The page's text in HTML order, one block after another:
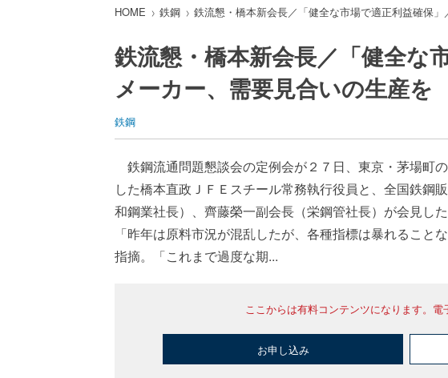
HOME 鉄鋼 鉄流懇・橋本新会長／「健全な市場で適正利益確保
鉄流懇・橋本新会長／「健全な
メーカー、需要見合いの生産を
鉄鋼
鉄鋼流通問題懇談会の定例会が２７日、東京・茅場町
した橋本直政ＪＦＥスチール常務執行役員と、全国鉄鋼
和鋼業社長）、齊藤榮一副会長（栄鋼管社長）が会見
「昨年は原料市況が混乱したが、各種指標は暴れること
指摘。「これまで過度な期...
ここからは有料コンテンツになります。電
お申し込み